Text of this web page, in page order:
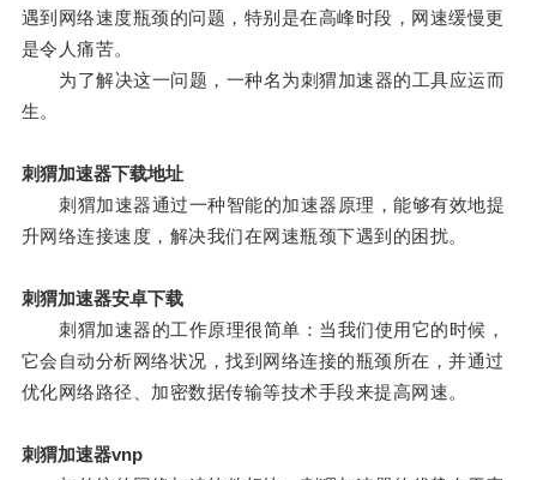
遇到网络速度瓶颈的问题，特别是在高峰时段，网速缓慢更
是令人痛苦。
为了解决这一问题，一种名为刺猬加速器的工具应运而
生。
刺猬加速器下载地址
刺猬加速器通过一种智能的加速器原理，能够有效地提
升网络连接速度，解决我们在网速瓶颈下遇到的困扰。
刺猬加速器安卓下载
刺猬加速器的工作原理很简单：当我们使用它的时候，
它会自动分析网络状况，找到网络连接的瓶颈所在，并通过
优化网络路径、加密数据传输等技术手段来提高网速。
刺猬加速器vnp